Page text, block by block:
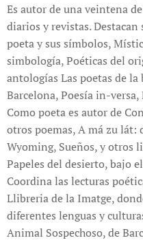
Es autor de una veintena
diarios y revistas. Destacan
poeta y sus símbolos,
simbología, Poéticas del
antologías Las poetas de la
Barcelona, Poesía in-versa,
Como poeta es autor de
otros poemas, A má zu lát:
Wyoming, Sueños, y otros
Papeles del desierto, bajo
Coordina las lecturas
Llibreria de la Imatge,
diferentes lenguas y
Animal Sospechoso, de